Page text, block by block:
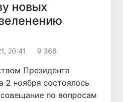
новых
20:41 9 366
Президента
2 ноября состоялось
по вопросам